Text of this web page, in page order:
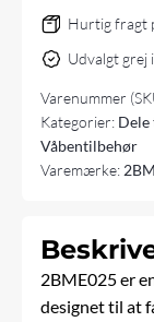
–
Holosun
EPS/EPS
CARRY/
507K
antal
Hurtig fragt
Udvalgt grej
Varenummer
Kategorier: Dele
Våbentilbehør
Varemærke:
2BME025 er
designet til at